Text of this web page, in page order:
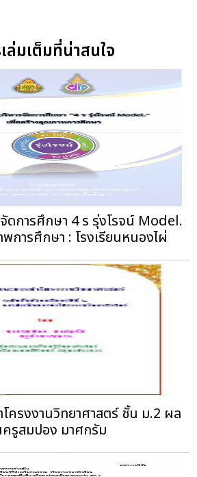
ล่มเต็มที่น่าสนใจ
การศึกษา 4 ร รุ่งโรจน์ Model.
การศึกษา : โรงเรียนหนองไผ่
ครงงานวิทยาศาสตร์ ชั้น ม.2 ผล
รูสมปอง มาศกรัม